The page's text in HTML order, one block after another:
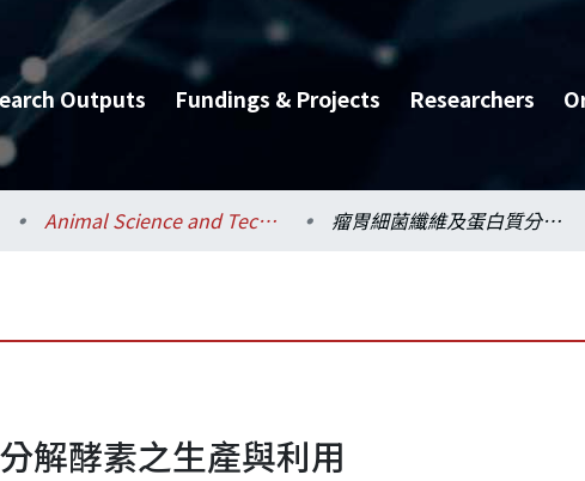
Outputs Fundings & Projects Researchers
Animal Science and Technology / 動物科學技術學系 瘤胃細菌纖維及蛋白質分解酵素之生產與利用
解酵素之生產與利用